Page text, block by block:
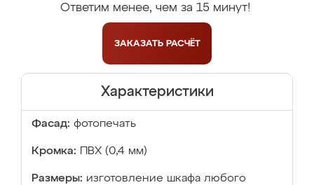
Ответим менее, чем за 15 минут!
ЗАКАЗАТЬ РАСЧЁТ
Характеристики
Фасад: фотопечать
Кромка: ПВХ (0,4 мм)
Размеры: изготовление шкафа любого